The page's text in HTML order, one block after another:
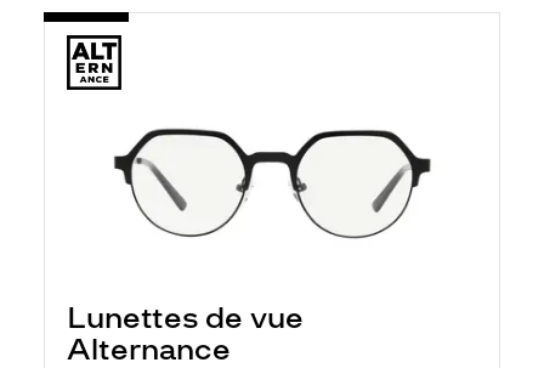
Lunettes de vue
Alternance